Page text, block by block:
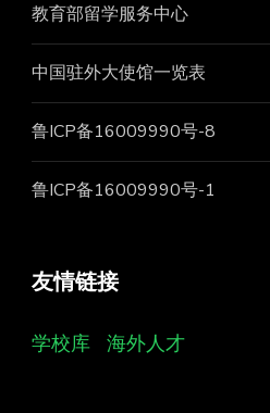
教育部留学服务中心
中国驻外大使馆一览表
鲁ICP备16009990号-8
鲁ICP备16009990号-1
友情链接
学校库 海外人才